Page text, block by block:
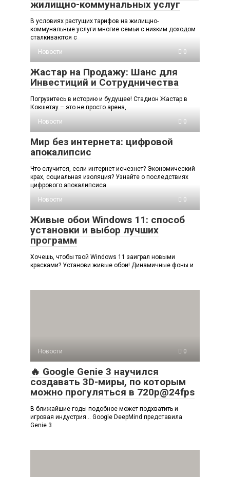
жилищно-коммунальных услуг
В условиях растущих тарифов на жилищно-
коммунальные услуги многие семьи с низким доходом
сталкиваются с
Новости
0
Жастар на Продажу: Шанс для
Инвестиций и Сотрудничества
Погрузитесь в историю и будущее! Стадион Жастар в
Кокшетау – это не просто арена,
Новости
0
Мир без интернета: цифровой
апокалипсис
Что случится, если интернет исчезнет? Экономический
крах, социальная изоляция? Узнайте о последствиях
цифрового апокалипсиса
Новости
0
Живые обои Windows 11: способ
установки и выбор лучших
программ
Хочешь, чтобы твой Windows 11 заиграл новыми
красками? Установи живые обои! Динамичные фоны и
Новости 0
🔥 Google Genie 3 научился
создавать 3D-миры, по которым
можно прогуляться в 720p@24fps
В ближайшие годы подобное может подхватить и
игровая индустрия… Google DeepMind представила
Genie 3